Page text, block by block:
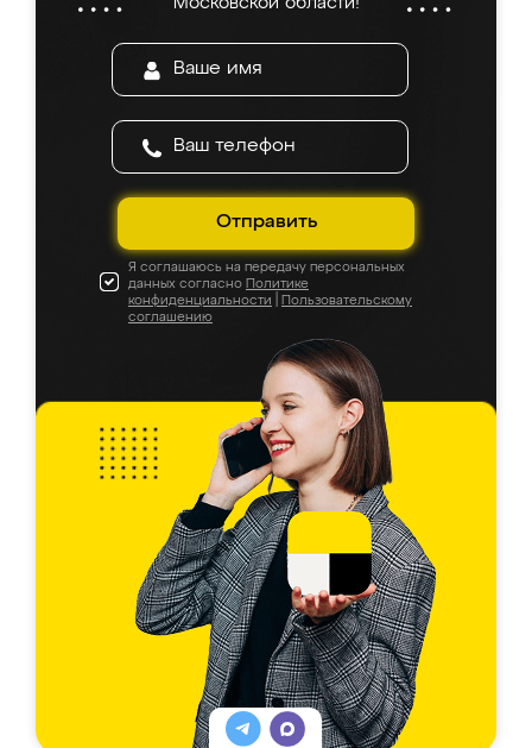
Отправить
Я соглашаюсь на передачу персональных
данных согласно Политике
конфиденциальности
Пользовательскому
соглашению